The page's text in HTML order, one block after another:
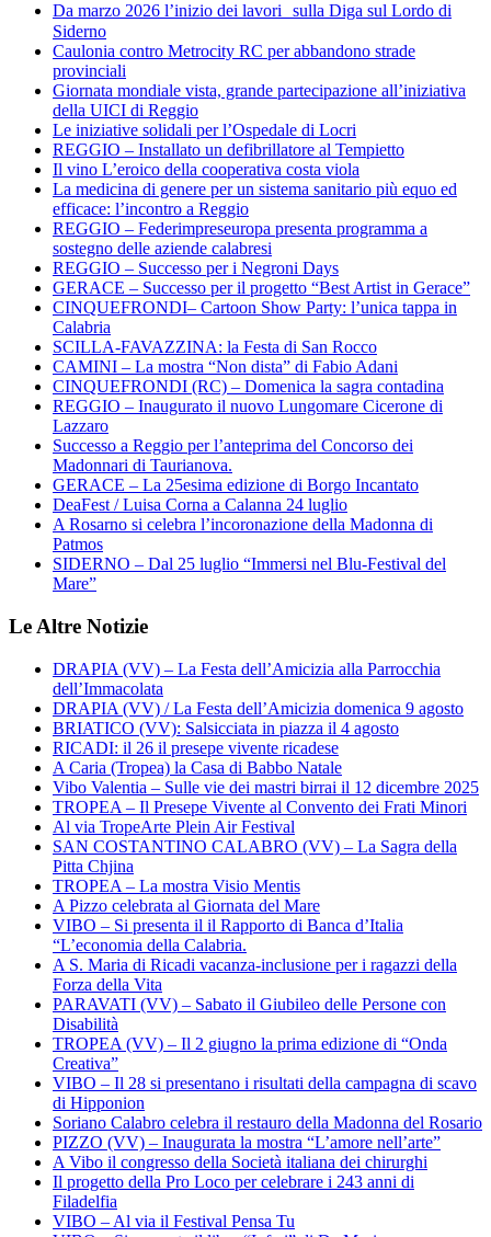
Da marzo 2026 l’inizio dei lavori sulla Diga sul Lordo di
Siderno
Caulonia contro Metrocity RC per abbandono strade
provinciali
Giornata mondiale vista, grande partecipazione all’iniziativa
della UICI di Reggio
Le iniziative solidali per l’Ospedale di Locri
REGGIO – Installato un defibrillatore al Tempietto
Il vino L’eroico della cooperativa costa viola
La medicina di genere per un sistema sanitario più equo ed
efficace: l’incontro a Reggio
REGGIO – Federimpreseuropa presenta programma a
sostegno delle aziende calabresi
REGGIO – Successo per i Negroni Days
GERACE – Successo per il progetto “Best Artist in Gerace”
CINQUEFRONDI– Cartoon Show Party: l’unica tappa in
Calabria
SCILLA-FAVAZZINA: la Festa di San Rocco
CAMINI – La mostra “Non dista” di Fabio Adani
CINQUEFRONDI (RC) – Domenica la sagra contadina
REGGIO – Inaugurato il nuovo Lungomare Cicerone di
Lazzaro
Successo a Reggio per l’anteprima del Concorso dei
Madonnari di Taurianova.
GERACE – La 25esima edizione di Borgo Incantato
DeaFest / Luisa Corna a Calanna 24 luglio
A Rosarno si celebra l’incoronazione della Madonna di
Patmos
SIDERNO – Dal 25 luglio “Immersi nel Blu-Festival del
Mare”
Le Altre Notizie
DRAPIA (VV) – La Festa dell’Amicizia alla Parrocchia
dell’Immacolata
DRAPIA (VV) / La Festa dell’Amicizia domenica 9 agosto
BRIATICO (VV): Salsicciata in piazza il 4 agosto
RICADI: il 26 il presepe vivente ricadese
A Caria (Tropea) la Casa di Babbo Natale
Vibo Valentia – Sulle vie dei mastri birrai il 12 dicembre 2025
TROPEA – Il Presepe Vivente al Convento dei Frati Minori
Al via TropeArte Plein Air Festival
SAN COSTANTINO CALABRO (VV) – La Sagra della
Pitta Chjina
TROPEA – La mostra Visio Mentis
A Pizzo celebrata al Giornata del Mare
VIBO – Si presenta il il Rapporto di Banca d’Italia
“L’economia della Calabria.
A S. Maria di Ricadi vacanza-inclusione per i ragazzi della
Forza della Vita
PARAVATI (VV) – Sabato il Giubileo delle Persone con
Disabilità
TROPEA (VV) – Il 2 giugno la prima edizione di “Onda
Creativa”
VIBO – Il 28 si presentano i risultati della campagna di scavo
di Hipponion
Soriano Calabro celebra il restauro della Madonna del Rosario
PIZZO (VV) – Inaugurata la mostra “L’amore nell’arte”
A Vibo il congresso della Società italiana dei chirurghi
Il progetto della Pro Loco per celebrare i 243 anni di
Filadelfia
VIBO – Al via il Festival Pensa Tu